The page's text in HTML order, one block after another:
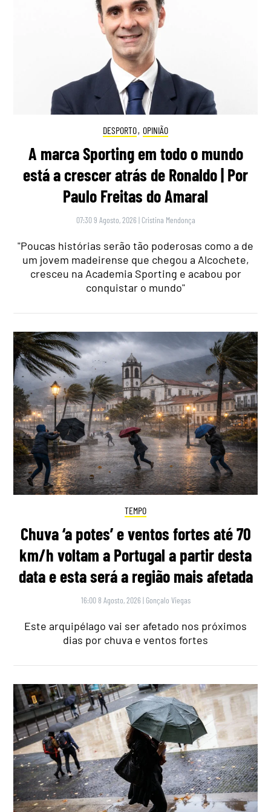
DESPORTO, OPINIÃO
A marca Sporting em todo o mundo
está a crescer atrás de Ronaldo | Por
Paulo Freitas do Amaral
07:30 9 Agosto, 2026 | Cristina Mendonça
"Poucas histórias serão tão poderosas como a de
um jovem madeirense que chegou a Alcochete,
cresceu na Academia Sporting e acabou por
conquistar o mundo"
TEMPO
Chuva ‘a potes’ e ventos fortes até 70
km/h voltam a Portugal a partir desta
data e esta será a região mais afetada
16:00 8 Agosto, 2026 | Gonçalo Viegas
Este arquipélago vai ser afetado nos próximos
dias por chuva e ventos fortes